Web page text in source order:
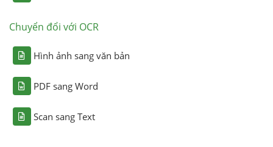
Chuyển đổi với OCR
Hình ảnh sang văn bản
PDF sang Word
Scan sang Text